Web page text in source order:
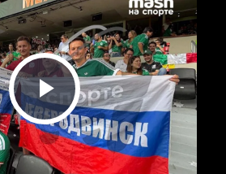
Play Video